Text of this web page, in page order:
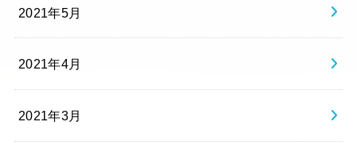
2021年5月
2021年4月
2021年3月